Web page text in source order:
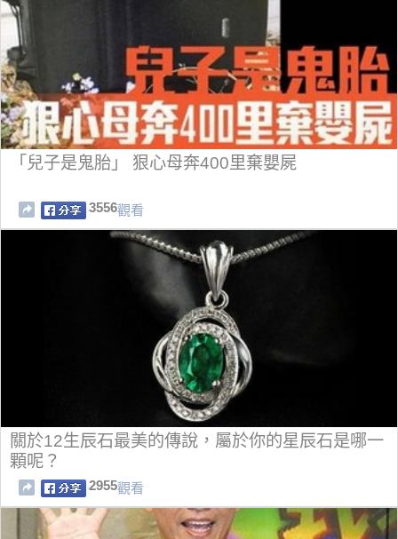
「兒子是鬼胎」 狠心母奔400里棄嬰屍
3556觀看
關於12生辰石最美的傳說，屬於你的星辰石是哪一
顆呢？
2955觀看